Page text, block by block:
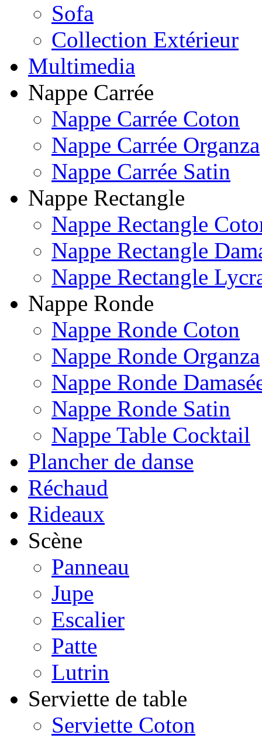
Sofa
Collection Extérieur
Multimedia
Nappe Carrée
Nappe Carrée Coton
Nappe Carrée Organza
Nappe Carrée Satin
Nappe Rectangle
Nappe Rectangle
Nappe Rectangle
Nappe Rectangle
Nappe Ronde
Nappe Ronde Coton
Nappe Ronde Organza
Nappe Ronde
Nappe Ronde Satin
Nappe Table Cocktail
Plancher de danse
Réchaud
Rideaux
Scène
Panneau
Jupe
Escalier
Patte
Lutrin
Serviette de table
Serviette Coton